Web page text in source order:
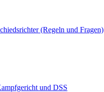
(Regeln und Fragen)
und DSS